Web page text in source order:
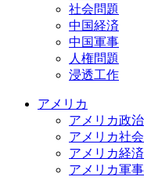
社会問題
中国経済
中国軍事
人権問題
浸透工作
アメリカ
アメリカ政治
アメリカ社会
アメリカ経済
アメリカ軍事